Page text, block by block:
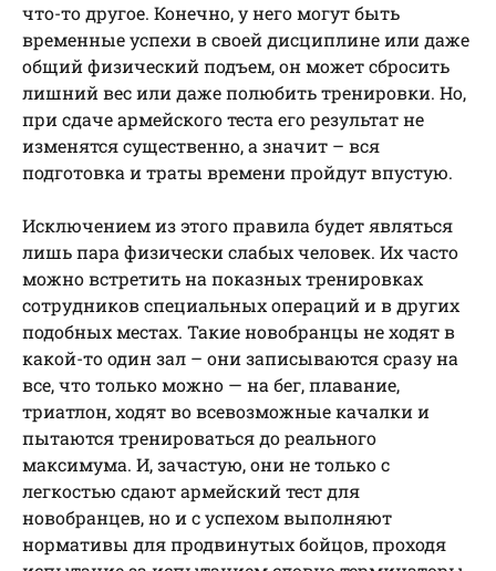
что-то другое. Конечно, у него могут быть
временные успехи в своей дисциплине или даже
общий физический подъем, он может сбросить
лишний вес или даже полюбить тренировки. Но,
при сдаче армейского теста его результат не
изменятся существенно, а значит – вся
подготовка и траты времени пройдут впустую.
Исключением из этого правила будет являться
лишь пара физически слабых человек. Их часто
можно встретить на показных тренировках
сотрудников специальных операций и в других
подобных местах. Такие новобранцы не ходят в
какой-то один зал – они записываются сразу на
все, что только можно — на бег, плавание,
триатлон, ходят во всевозможные качалки и
пытаются тренироваться до реального
максимума. И, зачастую, они не только с
легкостью сдают армейский тест для
новобранцев, но и с успехом выполняют
нормативы для продвинутых бойцов, проходя